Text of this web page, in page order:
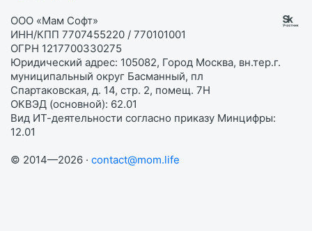
ООО «Мам Софт»
ИНН/КПП 7707455220 / 770101001
ОГРН 1217700330275
Юридический адрес: 105082, Город Москва, вн.тер.г.
муниципальный округ Басманный, пл
Спартаковская, д. 14, стр. 2, помещ. 7Н
ОКВЭД (основной): 62.01
Вид ИТ-деятельности согласно приказу Минцифры:
12.01
© 2014—2026 · contact@mom.life